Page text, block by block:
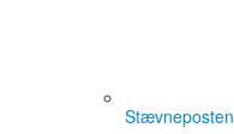
Stævneposten